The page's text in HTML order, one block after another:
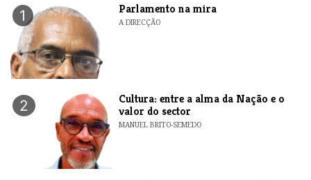
1 Parlamento na mira
A DIRECÇÃO
2
Cultura: entre a alma da Nação e o
valor do sector
MANUEL BRITO-SEMEDO